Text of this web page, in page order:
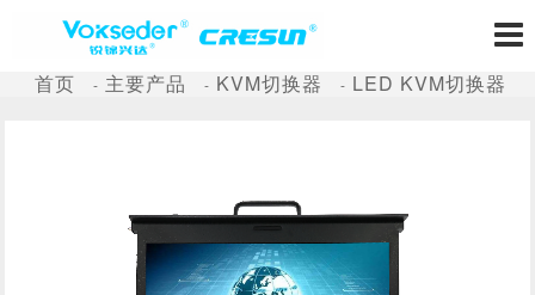
首页 主要产品 KVM切换器 LED KVM切换器